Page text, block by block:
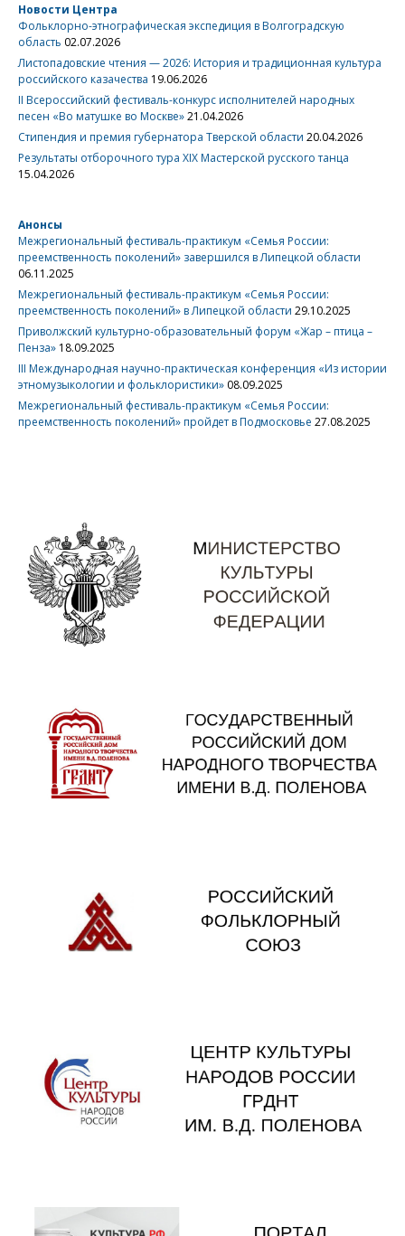
Новости Центра
Фольклорно-этнографическая экспедиция в Волгоградскую
область 02.07.2026
Листопадовские чтения — 2026: История и традиционная культура
российского казачества 19.06.2026
II Всероссийский фестиваль-конкурс исполнителей народных
песен «Во матушке во Москве»21.04.2026
Стипендия и премия губернатора Тверской области 20.04.2026
Результаты отборочного тура XIX Мастерской русского танца
15.04.2026
Анонсы
Межрегиональный фестиваль-практикум «Семья России:
преемственность поколений» завершился в Липецкой области
06.11.2025
Межрегиональный фестиваль-практикум «Семья России:
преемственность поколений» в Липецкой области 29.10.2025
Приволжский культурно-образовательный форум «Жар – птица –
Пенза» 18.09.2025
III Международная научно-практическая конференция «Из истории
этномузыкологии и фольклористики» 08.09.2025
Межрегиональный фестиваль-практикум «Семья России:
преемственность поколений» пройдет в Подмосковье 27.08.2025